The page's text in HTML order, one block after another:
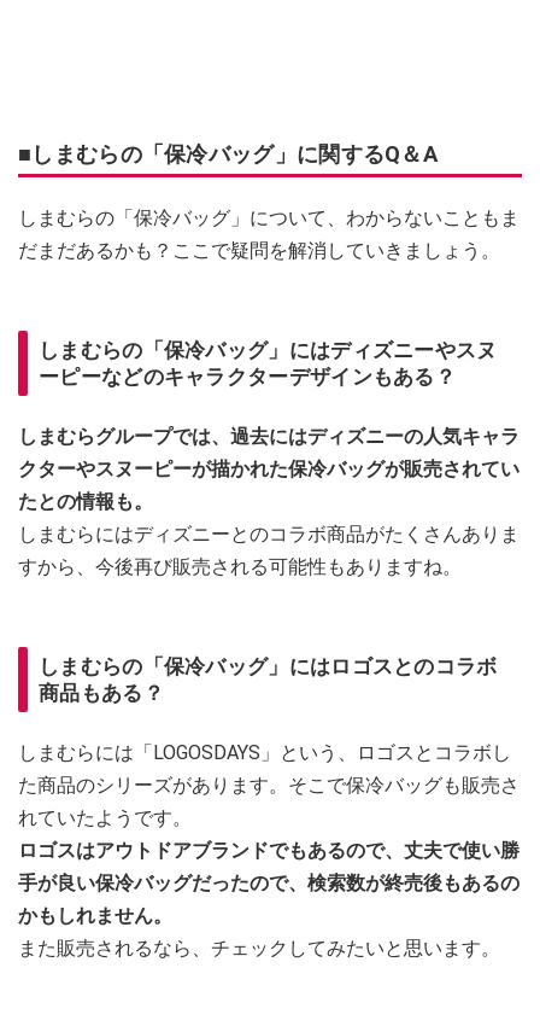
■しまむらの「保冷バッグ」に関するQ＆A
しまむらの「保冷バッグ」について、わからないこともま
だまだあるかも？ここで疑問を解消していきましょう。
しまむらの「保冷バッグ」にはディズニーやスヌ
ーピーなどのキャラクターデザインもある？
しまむらグループでは、過去にはディズニーの人気キャラ
クターやスヌーピーが描かれた保冷バッグが販売されてい
たとの情報も。
しまむらにはディズニーとのコラボ商品がたくさんありま
すから、今後再び販売される可能性もありますね。
しまむらの「保冷バッグ」にはロゴスとのコラボ
商品もある？
しまむらには「LOGOSDAYS」という、ロゴスとコラボし
た商品のシリーズがあります。そこで保冷バッグも販売さ
れていたようです。
ロゴスはアウトドアブランドでもあるので、丈夫で使い勝
手が良い保冷バッグだったので、検索数が終売後もあるの
かもしれません。
また販売されるなら、チェックしてみたいと思います。